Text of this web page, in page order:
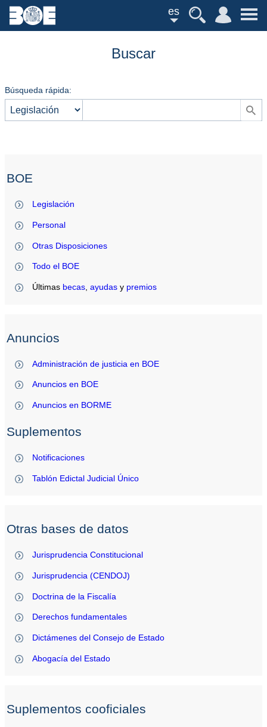
es
Buscar
Búsqueda rápida:
BOE
Legislación
Personal
Otras Disposiciones
Todo el BOE
Últimas becas ,ayudas y premios
Anuncios
Administración de justicia en BOE
Anuncios en BOE
Anuncios en BORME
Suplementos
Notificaciones
Tablón Edictal Judicial Único
Otras bases de datos
Jurisprudencia Constitucional
Jurisprudencia (CENDOJ)
Doctrina de la Fiscalía
Derechos fundamentales
Dictámenes del Consejo de Estado
Abogacía del Estado
Suplementos cooficiales